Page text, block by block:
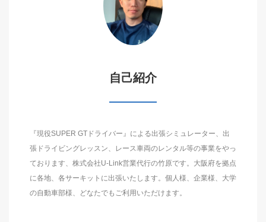
自己紹介
『現役SUPER GTドライバー』による出張シミュレーター、出
張ドライビングレッスン、レース車両のレンタル等の事業をやっ
ております、株式会社U-Link営業代行の竹原です。大阪府を拠点
に各地、各サーキットに出張いたします。個人様、企業様、大学
の自動車部様、どなたでもご利用いただけます。